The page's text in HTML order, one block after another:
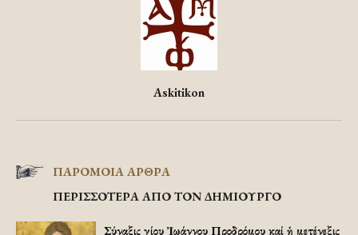
Askitikon
ΠΑΡΟΜΟΙΑ ΑΡΘΡΑ
ΠΕΡΙΣΣΟΤΕΡΑ ΑΠΟ ΤΟΝ ΔΗΜΙΟΥΡΓΟ
Σύναξις Ἁγίου Ἰωάννου Προδρόμου καί ἡ μετένεξις